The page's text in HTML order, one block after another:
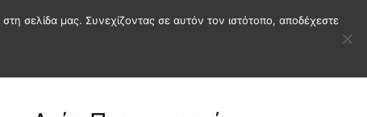
σελίδα μας. Συνεχίζοντας σε αυτόν τον ιστότοπο, αποδέχεστε